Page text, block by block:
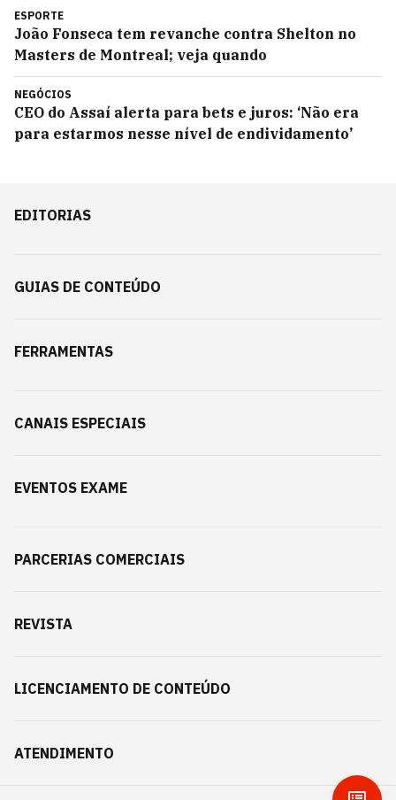
ESPORTE
João Fonseca tem revanche contra Shelton no
Masters de Montreal; veja quando
NEGÓCIOS
CEO do Assaí alerta para bets e juros: ‘Não era
para estarmos nesse nível de endividamento’
EDITORIAS
GUIAS DE CONTEÚDO
FERRAMENTAS
CANAIS ESPECIAIS
EVENTOS EXAME
PARCERIAS COMERCIAIS
REVISTA
LICENCIAMENTO DE CONTEÚDO
ATENDIMENTO